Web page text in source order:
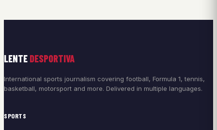
LENTE DESPORTIVA
International sports journalism covering football, Formula 1, tennis,
basketball, motorsport and more. Delivered in multiple languages.
SPORTS